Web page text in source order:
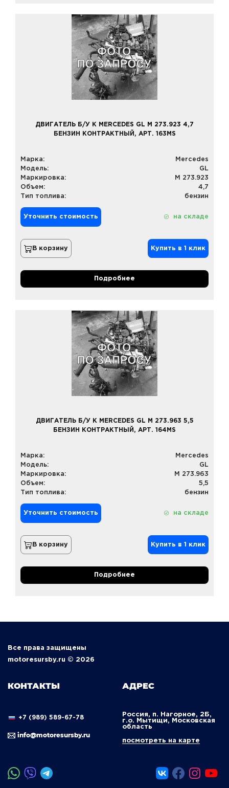
ДВИГАТЕЛЬ Б/У К MERCEDES GL M 273.923 4,7
БЕНЗИН КОНТРАКТНЫЙ, АРТ. 163MS
Марка:
Mercedes
Модель:
GL
Маркировка:
M 273.923
Объем:
4,7
Тип топлива:
бензин
Уточнить стоимость на складе
В корзину Купить в 1 клик
Подробнее
ДВИГАТЕЛЬ Б/У К MERCEDES GL M 273.963 5,5
БЕНЗИН КОНТРАКТНЫЙ, АРТ. 164MS
Марка:
Mercedes
Модель:
GL
Маркировка:
M 273.963
Объем:
5,5
Тип топлива:
бензин
Уточнить стоимость на складе
В корзину Купить в 1 клик
Подробнее
Все права защищены
motoresursby.ru © 2026
КОНТАКТЫ
+7 (989) 589-67-78
info@motoresursby.ru
АДРЕС
Россия, п. Нагорное, 2Б,
г.о. Мытищи, Московская
область
посмотреть на карте